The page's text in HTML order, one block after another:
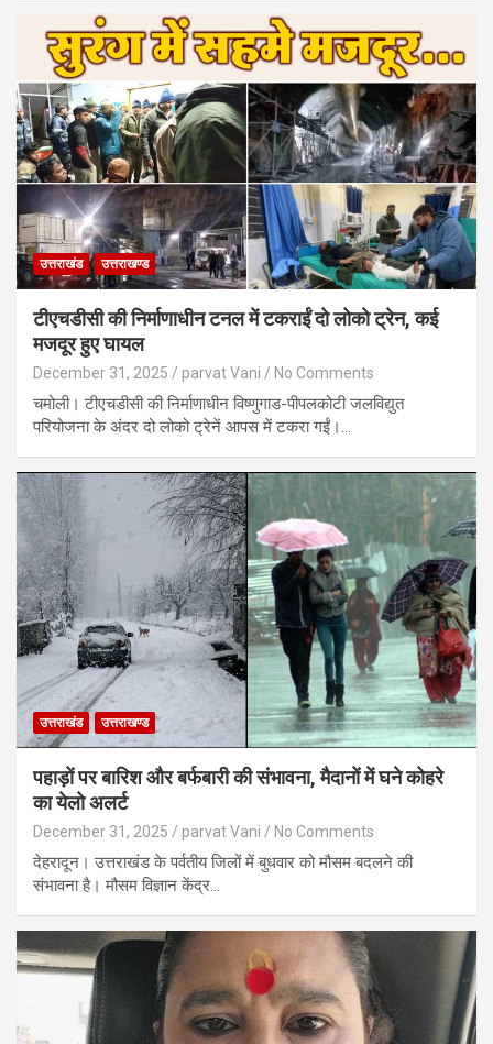
उत्तराखंड उत्तराखण्ड
टीएचडीसी की निर्माणाधीन टनल में टकराईं दो लोको ट्रेन, कई
मजदूर हुए घायल
December 31, 2025 parvat Vani No Comments
चमोली। टीएचडीसी की निर्माणाधीन विष्णुगाड-पीपलकोटी जलविद्युत
परियोजना के अंदर दो लोको ट्रेनें आपस में टकरा गईं।…
उत्तराखंड उत्तराखण्ड
पहाड़ों पर बारिश और बर्फबारी की संभावना, मैदानों में घने कोहरे
का येलो अलर्ट
December 31, 2025 parvat Vani No Comments
देहरादून। उत्तराखंड के पर्वतीय जिलों में बुधवार को मौसम बदलने की
संभावना है। मौसम विज्ञान केंद्र…